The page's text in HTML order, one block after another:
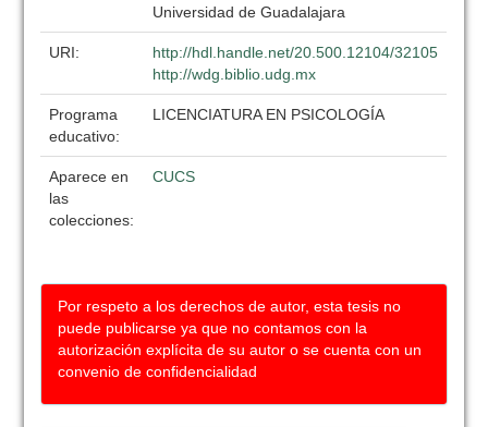
Universidad de Guadalajara
URI:
http://hdl.handle.net/20.500.12104/32105
http://wdg.biblio.udg.mx
Programa
educativo:
LICENCIATURA EN PSICOLOGÍA
Aparece en
las
colecciones:
CUCS
Por respeto a los derechos de autor, esta tesis no
puede publicarse ya que no contamos con la
autorización explícita de su autor o se cuenta con un
convenio de confidencialidad